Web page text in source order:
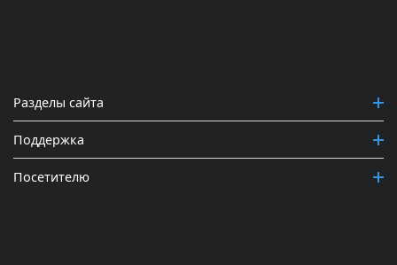
Разделы сайта
Поддержка
Посетителю